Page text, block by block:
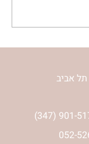
מארחת
כהן חי
(347) 901-